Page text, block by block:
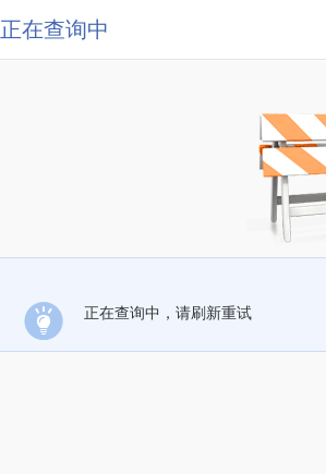
正在查询中
正在查询中，请刷新重试